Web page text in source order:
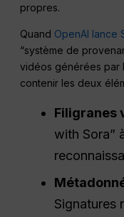
propres.
Quand OpenAI lance
“système de
vidéos générées par
contenir les deux
Filigranes
with Sora”
Signatures